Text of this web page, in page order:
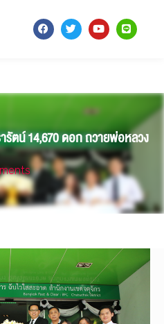
รัตน์ 14,670 ดอก ถวายพ่อหลวง